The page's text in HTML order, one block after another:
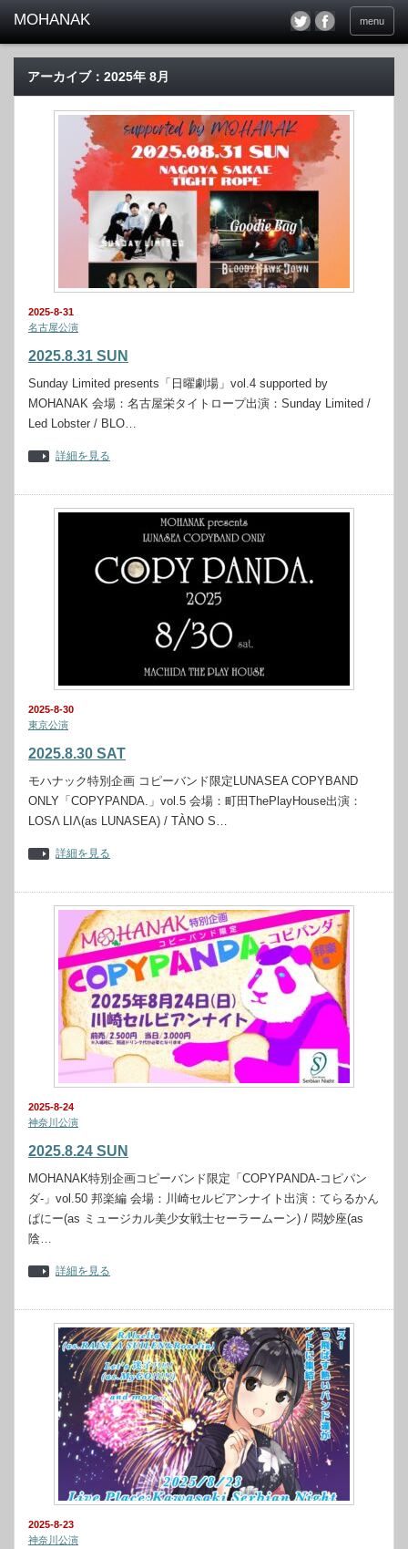
menu
アーカイブ：2025年 8月
2025-8-31
名古屋公演
2025.8.31 SUN
Sunday Limited presents「日曜劇場」vol.4 supported by
MOHANAK 会場：名古屋栄タイトロープ出演：Sunday Limited /
Led Lobster / BLO…
詳細を見る
2025-8-30
東京公演
2025.8.30 SAT
モハナック特別企画 コピーバンド限定LUNASEA COPYBAND
ONLY「COPYPANDA.」vol.5 会場：町田ThePlayHouse出演：
LOSΛ LIΛ(as LUNASEA) / TÀNO S…
詳細を見る
2025-8-24
神奈川公演
2025.8.24 SUN
MOHANAK特別企画コピーバンド限定「COPYPANDA-コピパン
ダ-」vol.50 邦楽編 会場：川崎セルビアンナイト出演：てらるかん
ぱにー(as ミュージカル美少女戦士セーラームーン) / 悶妙座(as
陰…
詳細を見る
2025-8-23
神奈川公演